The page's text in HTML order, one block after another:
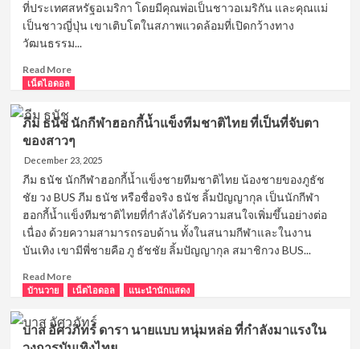
ดีกรี
นัก
แสดง
รีส์
ที่ประเทศสหรัฐอเมริกา โดยมีคุณพ่อเป็นชาวอเมริกัน และคุณแม่
เป็นชาวญี่ปุ่น เขาเติบโตในสภาพแวดล้อมที่เปิดกว้างทาง
วัฒนธรรม...
Read MoreRead
อิ
ชิ
คา
ว่า
นาย
แบบ
หนุ่ม
และ
นัก
ลูก
ครึ่ง
อเมริกัน
เน็ตไอดอล
ภีม ธนัช นักกีฬาฮอกกี้น้ำแข็งทีมชาติไทย ที่เป็นที่จับตา
ของสาวๆ
December 23, 2025
ภีม ธนัช นักกีฬาฮอกกี้น้ำแข็งชายทีมชาติไทย น้องชายของภูธัช
ชัย วง BUS ภีม ธนัช หรือชื่อจริง ธนัช ลิ้มปัญญากุล เป็นนักกีฬา
ฮอกกี้น้ำแข็งทีมชาติไทยที่กำลังได้รับความสนใจเพิ่มขึ้นอย่างต่อ
เนื่อง ด้วยความสามารถรอบด้าน ทั้งในสนามกีฬาและในงาน
บันเทิง เขามีพี่ชายคือ ภู ธัชชัย ลิ้มปัญญากุล สมาชิกวง BUS...
Read MoreRead
more
ภีม
ธนัช
บ้านวาย เน็ตไอดอล แนะนำนักแสดง
บาส อัศวภัทร์ ดารา นายแบบ หนุ่มหล่อ ที่กำลังมาแรงใน